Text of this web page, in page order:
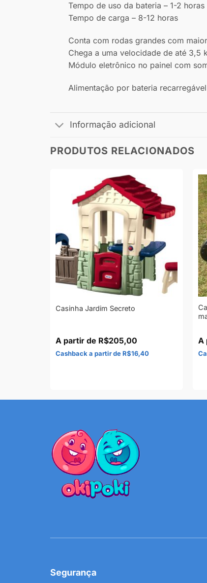
Tempo de uso da bateria – 1-2 horas
Tempo de carga – 8-12 horas
Conta com rodas grandes com
Chega a uma velocidade de até 3,5
Módulo eletrônico no painel com
Alimentação por bateria
Informação adicional
PRODUTOS RELACIONADOS
Casinha Jardim Secreto
R$205,00
R$16,40
Segurança